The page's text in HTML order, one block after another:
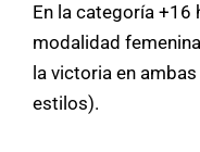
En la categoría +16
modalidad
la victoria en
estilos).